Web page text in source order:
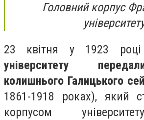
Головний корпус
23 квітня у 1923
університету
колишнього Галицького
1861-1918 роках), який
корпусом